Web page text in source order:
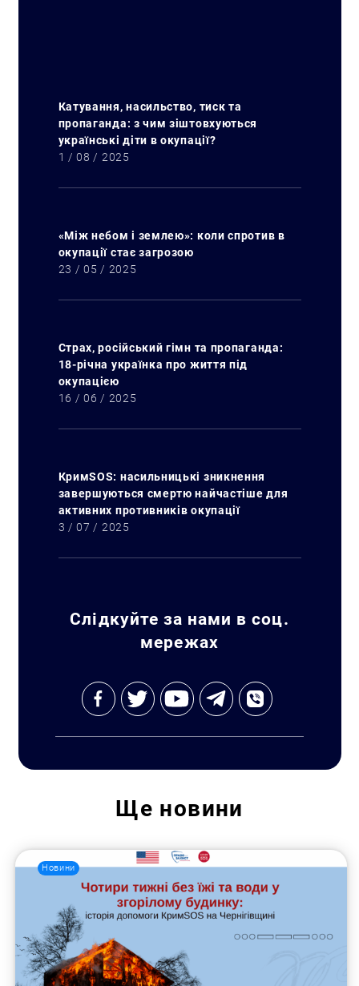
Катування, насильство, тиск та
пропаганда: з чим зіштовхуються
українські діти в окупації?
1 / 08 / 2025
«Між небом і землею»: коли спротив в
окупації стає загрозою
23 / 05 / 2025
Страх, російський гімн та пропаганда:
18-річна українка про життя під
окупацією
16 / 06 / 2025
КримSOS: насильницькі зникнення
завершуються смертю найчастіше для
активних противників окупації
3 / 07 / 2025
Слідкуйте за нами в соц.
мережах
Ще новини
Новини